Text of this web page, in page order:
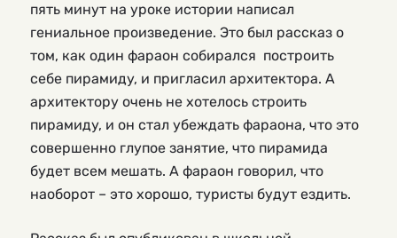
пять минут на уроке истории написал
гениальное произведение. Это был рассказ о
том, как один фараон собирался построить
себе пирамиду, и пригласил архитектора. А
архитектору очень не хотелось строить
пирамиду, и он стал убеждать фараона, что это
совершенно глупое занятие, что пирамида
будет всем мешать. А фараон говорил, что
наоборот – это хорошо, туристы будут ездить.